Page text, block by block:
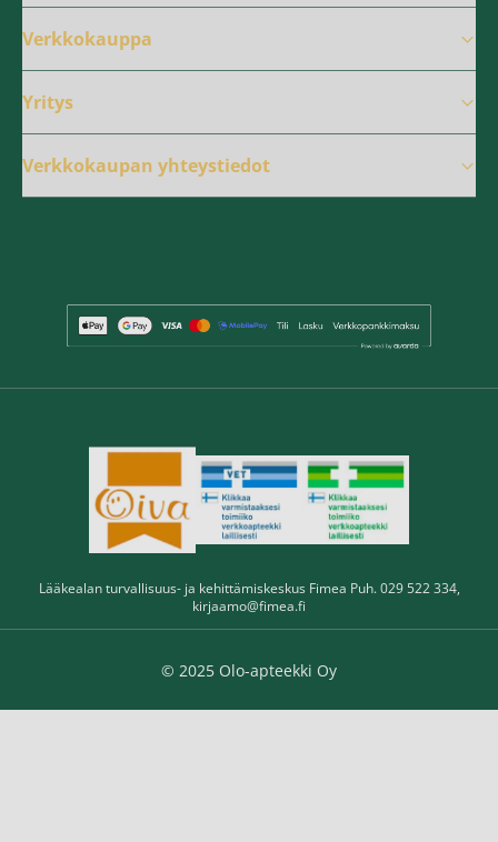
Verkkokauppa
Yritys
Verkkokaupan yhteystiedot
Lääkealan turvallisuus- ja kehittämiskeskus Fimea Puh. 029 522 334,
kirjaamo@fimea.fi
© 2025 Olo-apteekki Oy